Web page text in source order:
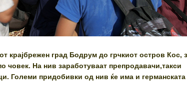
крајбрежен град Бодрум до грчкиот остров Кос,
човек. На нив заработуваат препродавачи,такси
Големи придобивки од нив ќе има и германската